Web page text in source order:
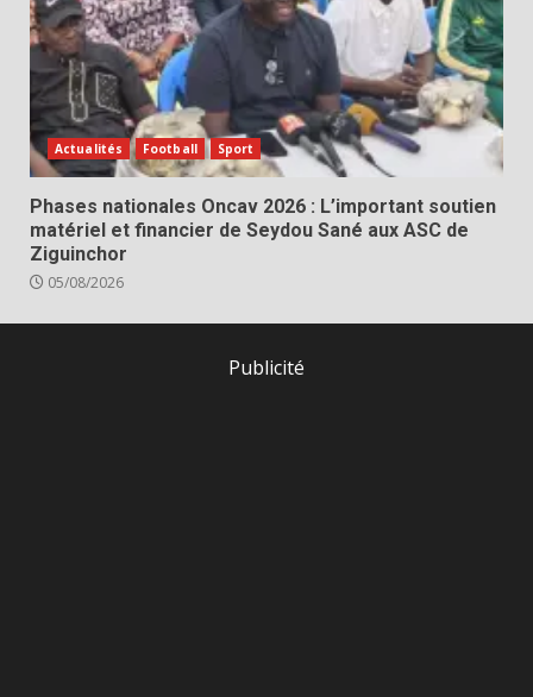
Actualités Football Sport
Phases nationales Oncav 2026 : L’important soutien
matériel et financier de Seydou Sané aux ASC de
Ziguinchor
05/08/2026
Publicité